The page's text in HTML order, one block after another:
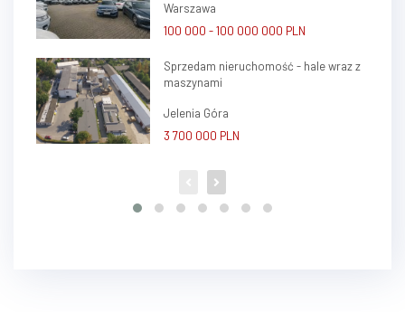
Warszawa
100 000 - 100 000 000 PLN
Sprzedam nieruchomość - hale wraz z
maszynami
Jelenia Góra
3 700 000 PLN